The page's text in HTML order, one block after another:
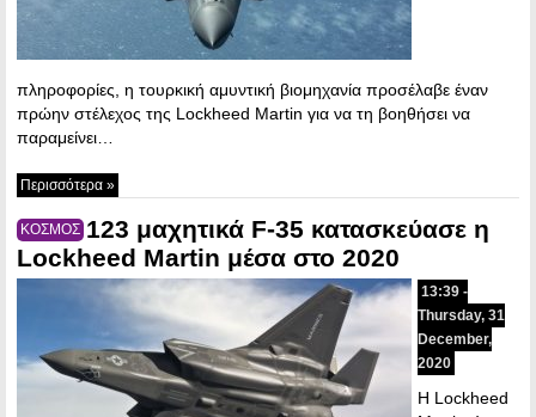
πληροφορίες, η τουρκική αμυντική βιομηχανία προσέλαβε έναν
πρώην στέλεχος της Lockheed Martin για να τη βοηθήσει να
παραμείνει…
Περισσότερα »
ΚΟΣΜΟΣ 123 μαχητικά F-35 κατασκεύασε η
Lockheed Martin μέσα στο 2020
13:39 -
Thursday, 31
December,
2020
Η Lockheed